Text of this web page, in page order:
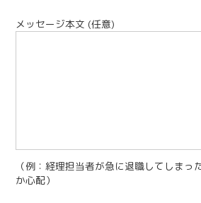
メッセージ本文 (任意)
（例：経理担当者が急に退職してしまっ
か心配）